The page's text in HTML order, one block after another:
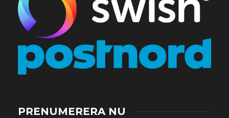
PRENUMERERA NU